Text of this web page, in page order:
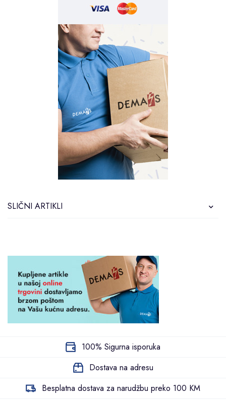
SLIČNI ARTIKLI
100% Sigurna isporuka
Dostava na adresu
Besplatna dostava za narudžbu preko 100 KM